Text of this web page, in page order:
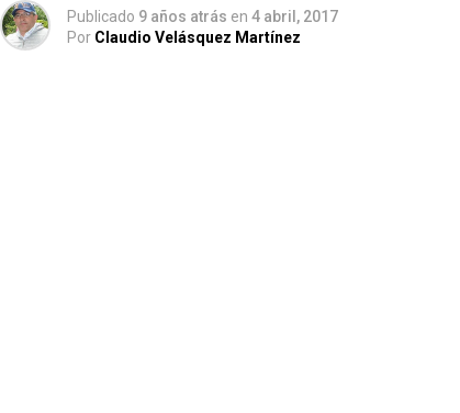
Publicado 9 años atrás en 4 abril, 2017
Por Claudio Velásquez Martínez